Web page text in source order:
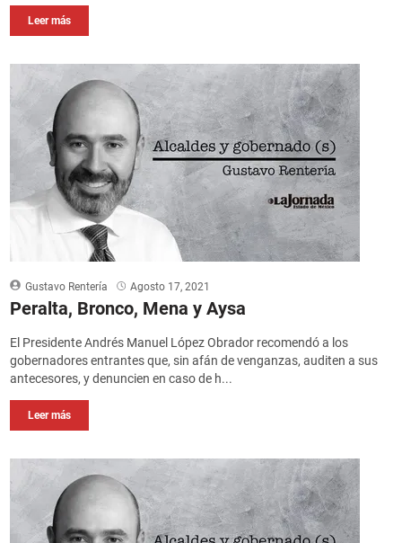
Leer más
Gustavo Rentería Agosto 17, 2021
Peralta, Bronco, Mena y Aysa
El Presidente Andrés Manuel López Obrador recomendó a los
gobernadores entrantes que, sin afán de venganzas, auditen a sus
antecesores, y denuncien en caso de h...
Leer más